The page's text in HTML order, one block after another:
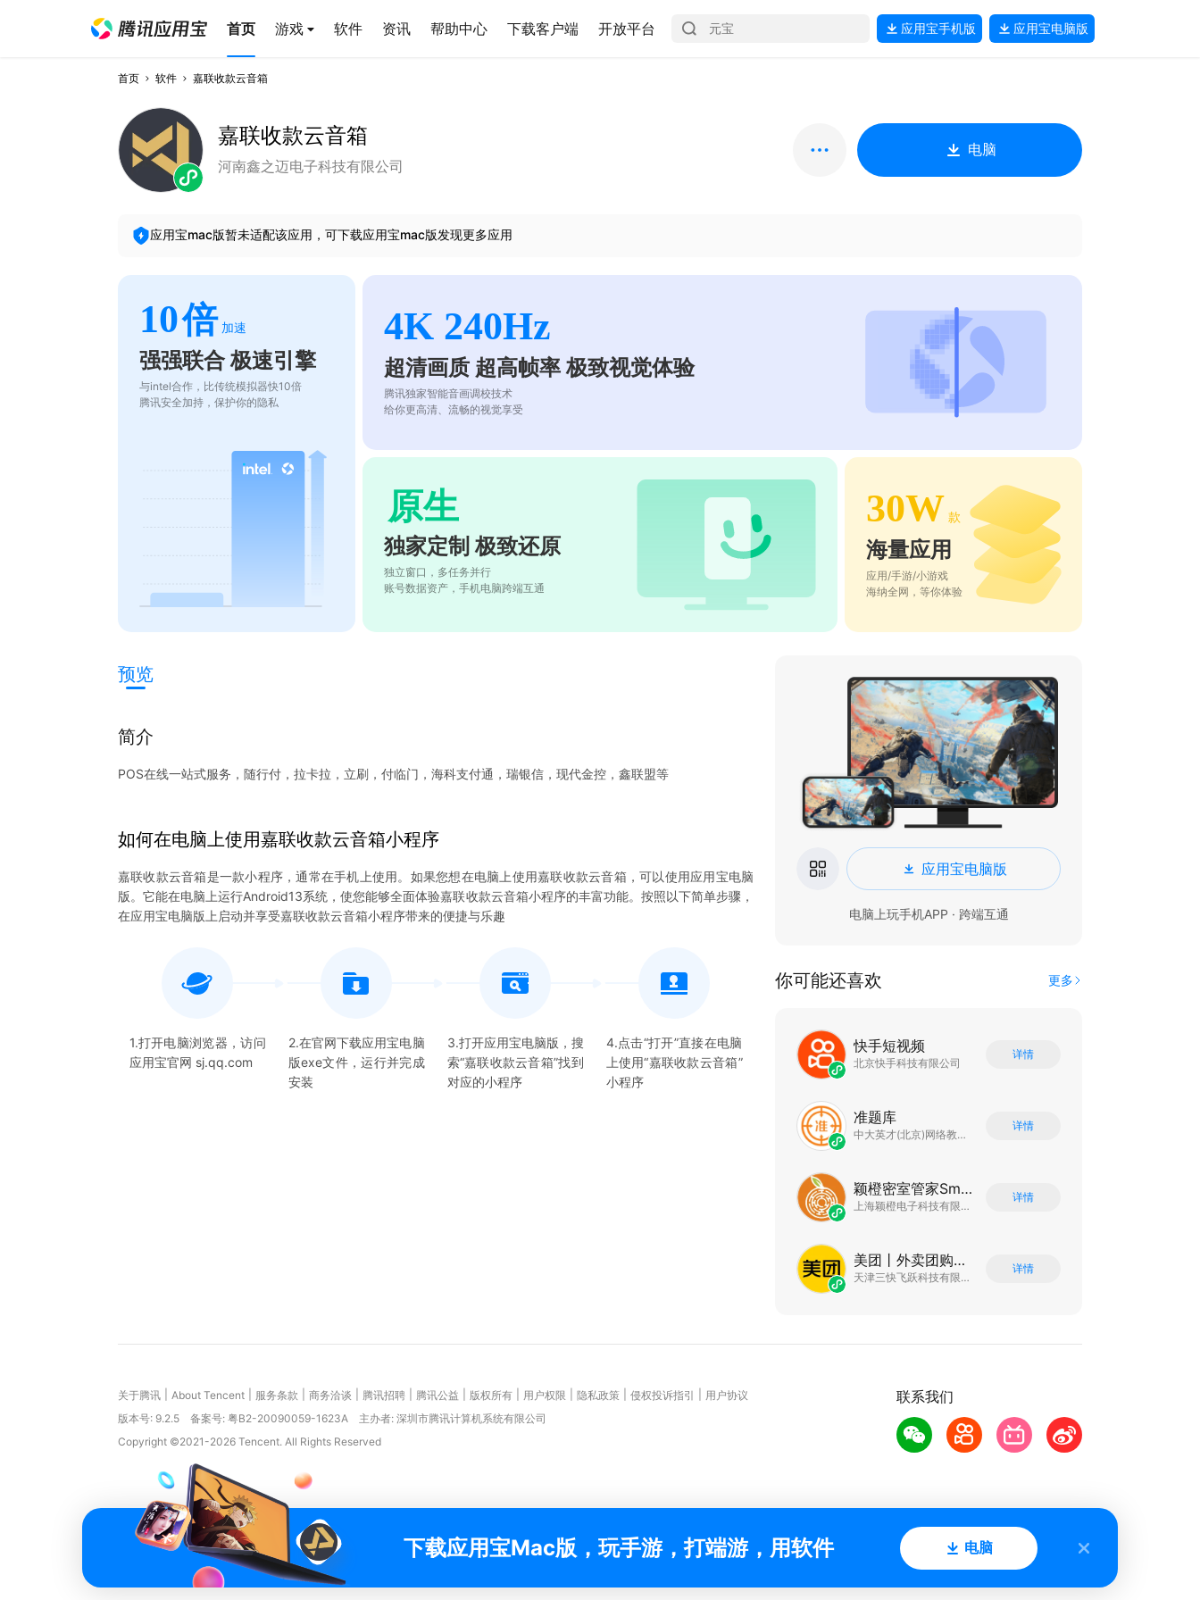
首页 游戏 软件 资讯 帮助中心 下载客户端 开放平台 应用宝手机版 应用宝电脑版
首页 软件 嘉联收款云音箱
嘉联收款云音箱
河南鑫之迈电子科技有限公司
电脑
应用宝mac版暂未适配该应用，可下载应用宝mac版发现更多应用
10倍 加速
强强联合 极速引擎
与intel合作，比传统模拟器快10倍
腾讯安全加持，保护你的隐私
4K 240Hz
超清画质 超高帧率 极致视觉体验
腾讯独家智能音画调校技术
给你更高清、流畅的视觉享受
原生
独家定制 极致还原
独立窗口，多任务并行
账号数据资产，手机电脑跨端互通
30W 款
海量应用
应用/手游/小游戏
海纳全网，等你体验
预览
简介
POS在线一站式服务，随行付，拉卡拉，立刷，付临门，海科支付通，瑞银信，现代金控，鑫联盟等
如何在电脑上使用嘉联收款云音箱小程序
嘉联收款云音箱是一款小程序，通常在手机上使用。如果您想在电脑上使用嘉联收款云音箱，可以使用应用宝电脑
版。它能在电脑上运行Android13系统，使您能够全面体验嘉联收款云音箱小程序的丰富功能。按照以下简单步骤，
在应用宝电脑版上启动并享受嘉联收款云音箱小程序带来的便捷与乐趣
1.打开电脑浏览器，访问
应用宝官网 sj.qq.com
2.在官网下载应用宝电脑
版exe文件，运行并完成
安装
3.打开应用宝电脑版，搜
索“嘉联收款云音箱”找到
对应的小程序
4.点击“打开”直接在电脑
上使用“嘉联收款云音箱”
小程序
应用宝电脑版
电脑上玩手机APP · 跨端互通
你可能还喜欢 更多
快手短视频
北京快手科技有限公司
详情
准题库
中大英才(北京)网络教育科技有限公司
详情
颖橙密室管家SmartOrange
上海颖橙电子科技有限公司
详情
美团丨外卖团购特价美食酒店电影
天津三快飞跃科技有限公司
详情
联系我们
关于腾讯 About Tencent 服务条款 商务洽谈 腾讯招聘 腾讯公益 版权所有 用户权限 隐私政策 侵权投诉指引
用户协议
版本号: 9.2.5 备案号: 粤B2-20090059-1623A
主办者: 深圳市腾讯计算机系统有限公司
Copyright ©2021-2026 Tencent. All Rights Reserved
下载应用宝Mac版，玩手游，打端游，用软件 电脑